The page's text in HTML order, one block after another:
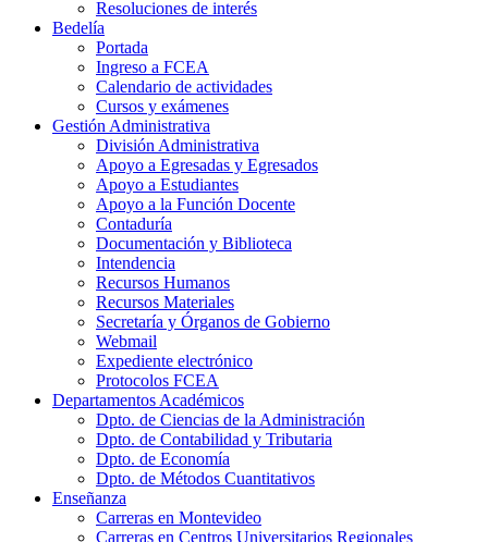
Resoluciones de interés
Bedelía
Portada
Ingreso a FCEA
Calendario de actividades
Cursos y exámenes
Gestión Administrativa
División Administrativa
Apoyo a Egresadas y Egresados
Apoyo a Estudiantes
Apoyo a la Función Docente
Contaduría
Documentación y Biblioteca
Intendencia
Recursos Humanos
Recursos Materiales
Secretaría y Órganos de Gobierno
Webmail
Expediente electrónico
Protocolos FCEA
Departamentos Académicos
Dpto. de Ciencias de la Administración
Dpto. de Contabilidad y Tributaria
Dpto. de Economía
Dpto. de Métodos Cuantitativos
Enseñanza
Carreras en Montevideo
Carreras en Centros Universitarios Regionales